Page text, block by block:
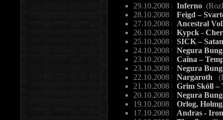
29.10.2008 | Inferno
28.10.2008 | Feigd –
27.10.2008 | Ancestral
26.10.2008 | Kypck -
25.10.2008 | SICK –
24.10.2008 | Negura
23.10.2008 | Caïna –
23.10.2008 | Negura
22.10.2008 | Nargaroth
21.10.2008 | Grim Sköll –
20.10.2008 | Negura
19.10.2008 | Orlog,
17.10.2008 | Andras -